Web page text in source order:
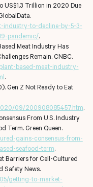
US$1.3 Trillion in 2020 Due
industry-to-decline-by-5-3-
pandemic/.
Meat Industry Has
Remain.CNBC.
based-meat-industry-
.
Gen Z Not Ready to Eat
09/200908085457.htm.
From U.S. Industry
Term. Green Queen.
gains-consensus-from-
seafood-term.
Barriers for Cell-Cultured
Safety News.
getting-to-market-